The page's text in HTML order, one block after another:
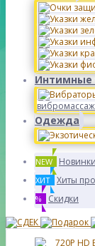
Интимные
Одежда
NEW Новинки
ХИТ Хиты
% Скидки